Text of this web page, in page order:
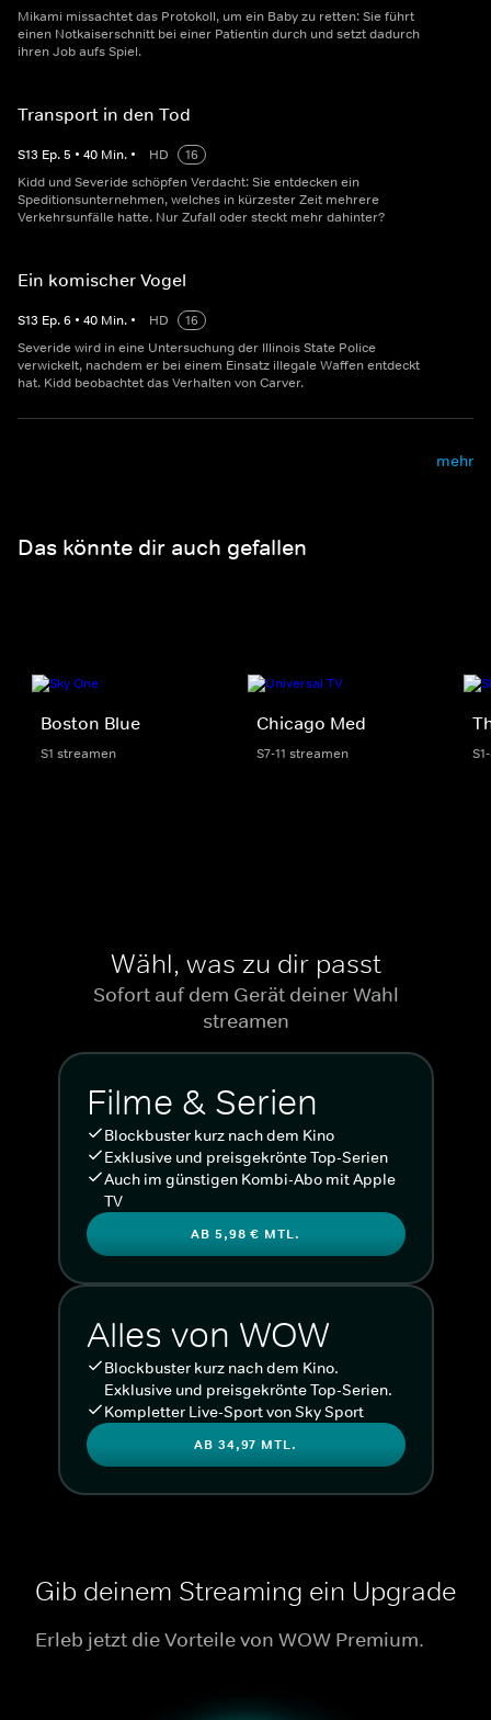
Mikami missachtet das Protokoll, um ein Baby zu retten: Sie führt
einen Notkaiserschnitt bei einer Patientin durch und setzt dadurch
ihren Job aufs Spiel.
Transport in den Tod
S13 Ep.5 • 40 Min. • HD
16
Kidd und Severide schöpfen Verdacht: Sie entdecken ein
Speditionsunternehmen, welches in kürzester Zeit mehrere
Verkehrsunfälle hatte. Nur Zufall oder steckt mehr dahinter?
Ein komischer Vogel
S13 Ep.6 • 40 Min. • HD
16
Severide wird in eine Untersuchung der Illinois State Police
verwickelt, nachdem er bei einem Einsatz illegale Waffen entdeckt
hat. Kidd beobachtet das Verhalten von Carver.
mehr
Das könnte dir auch gefallen
Boston Blue
S1 streamen
Chicago Med
S7-11 streamen
Wähl, was zu dir passt
Sofort auf dem Gerät deiner Wahl
streamen
Filme & Serien
Blockbuster kurz nach dem Kino
Exklusive und preisgekrönte Top-Serien
Auch im günstigen Kombi-Abo mit Apple
TV
AB 5,98 € MTL.
Alles von WOW
Blockbuster kurz nach dem Kino.
Exklusive und preisgekrönte Top-Serien.
Kompletter Live-Sport von Sky Sport
AB 34,97 MTL.
Gib deinem Streaming ein Upgrade
Erleb jetzt die Vorteile von WOW Premium.